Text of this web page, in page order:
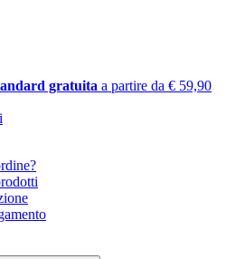
gratuita a partire da € 59,90